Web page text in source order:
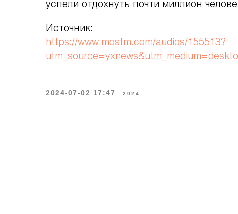
успели отдохнуть почти миллион
Источник:
https://www.mosfm.com/audios/155513?
2024-07-02 17:47 2024